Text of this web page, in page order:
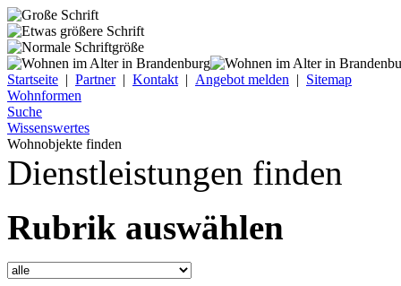
Startseite | Partner| Kontakt | Angebot melden | Sitemap
Wohnformen
Suche
Wissenswertes
Wohnobjekte finden
Dienstleistungen finden
Rubrik auswählen